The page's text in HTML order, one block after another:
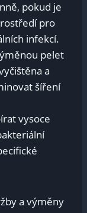
pokud je
pro
infekcí.
pelet
a
šíření
vysoce